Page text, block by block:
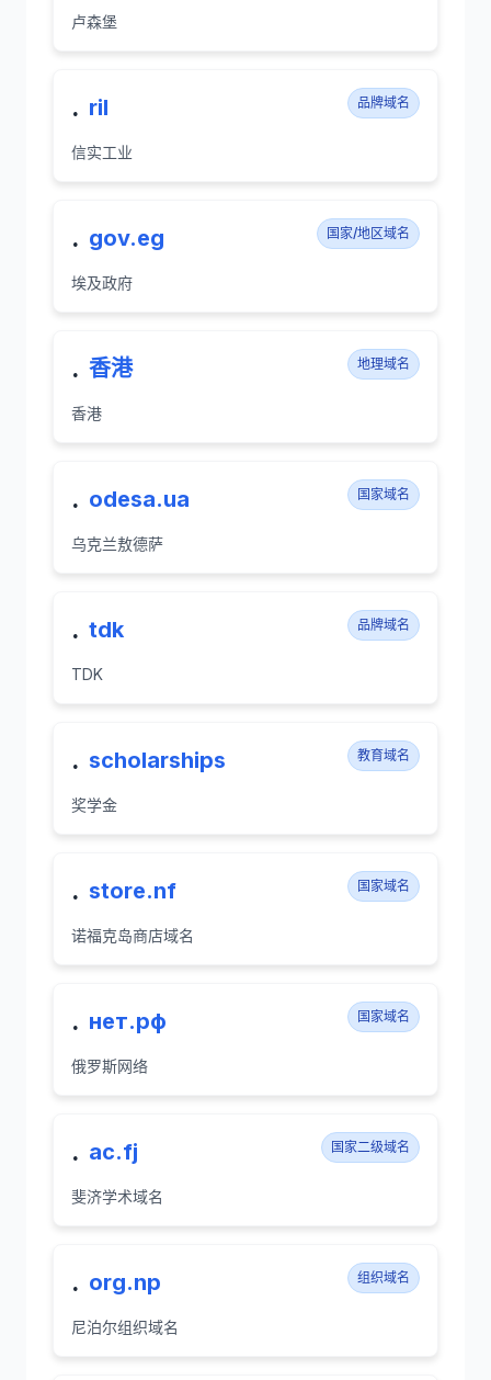
卢森堡
. ril 品牌域名
信实工业
. gov.eg 国家/地区域名
埃及政府
. 香港 地理域名
香港
. odesa.ua 国家域名
乌克兰敖德萨
. tdk 品牌域名
TDK
. scholarships 教育域名
奖学金
. store.nf 国家域名
诺福克岛商店域名
. нет.рф 国家域名
俄罗斯网络
. ac.fj 国家二级域名
斐济学术域名
. org.np 组织域名
尼泊尔组织域名